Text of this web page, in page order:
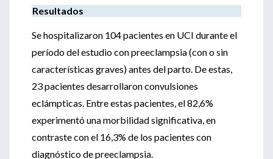
Resultados
Se hospitalizaron 104 pacientes en UCI durante el
período del estudio con preeclampsia (con o sin
características graves) antes del parto. De estas,
23 pacientes desarrollaron convulsiones
eclámpticas. Entre estas pacientes, el 82,6%
experimentó una morbilidad significativa, en
contraste con el 16,3% de los pacientes con
diagnóstico de preeclampsia.